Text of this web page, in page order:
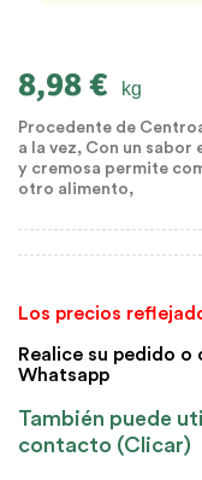
8,98 € kg
Procedente de
a la vez, Con un
y cremosa permite
otro alimento,
Los precios
Realice su pedido
Whatsapp
También puede
contacto (Clicar)